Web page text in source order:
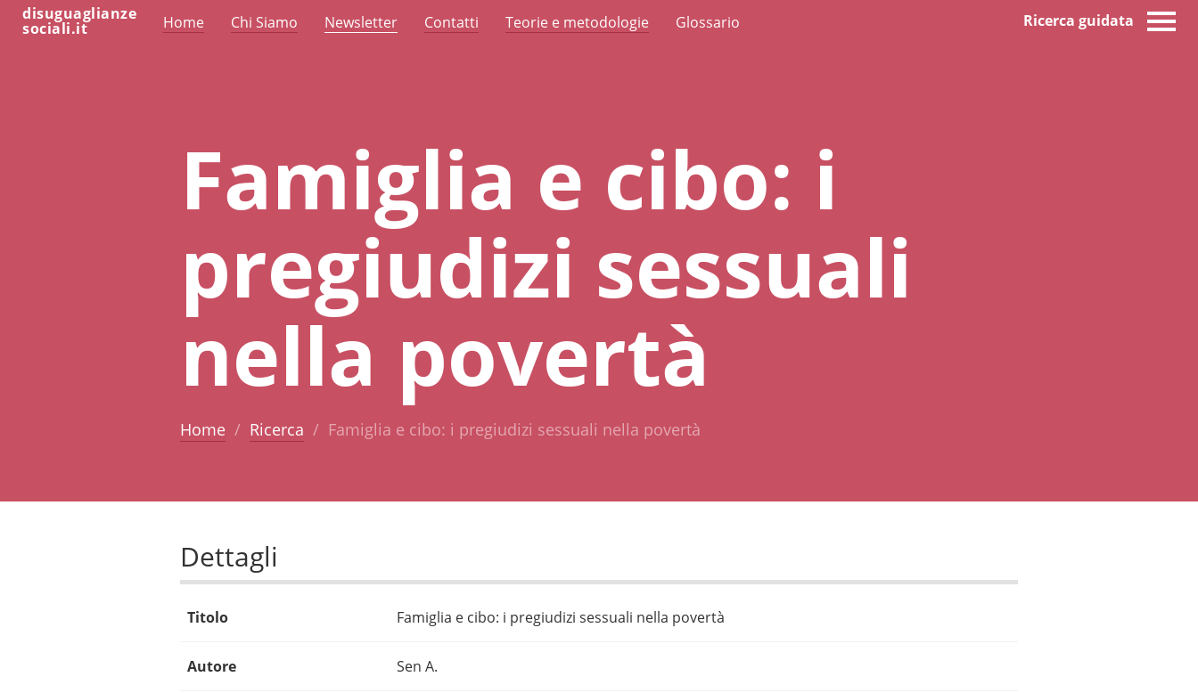
disuguaglianze
sociali.it Home Chi Siamo Newsletter Contatti Teorie e metodologie Glossario Ricerca guidata
Famiglia e cibo: i
pregiudizi sessuali
nella povertà
Home Ricerca Famiglia e cibo: i pregiudizi sessuali nella povertà
Dettagli
Titolo Famiglia e cibo: i pregiudizi sessuali nella povertà
Autore Sen A.